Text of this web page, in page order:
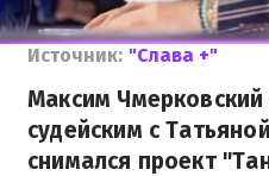
Источник: "Слава +"
Максим Чмерковский
судейским с
снимался проект